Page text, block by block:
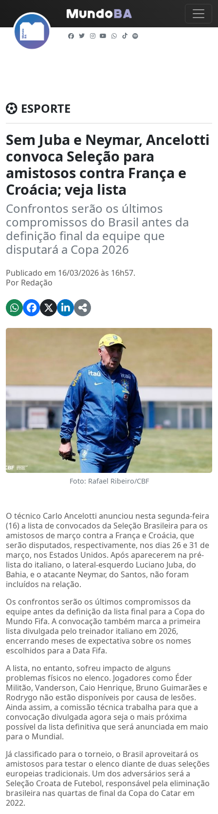
ESPORTE
Sem Juba e Neymar, Ancelotti
convoca Seleção para
amistosos contra França e
Croácia; veja lista
Confrontos serão os últimos
compromissos do Brasil antes da
definição final da equipe que
disputará a Copa 2026
Publicado em 16/03/2026 às 16h57.
Por Redação
Foto: Rafael Ribeiro/CBF
O técnico Carlo Ancelotti anunciou nesta segunda-feira
(16) a lista de convocados da Seleção Brasileira para os
amistosos de março contra a França e Croácia, que
serão disputados, respectivamente, nos dias 26 e 31 de
março, nos Estados Unidos. Após aparecerem na pré-
lista do italiano, o lateral-esquerdo Luciano Juba, do
Bahia, e o atacante Neymar, do Santos, não foram
incluídos na relação.
Os confrontos serão os últimos compromissos da
equipe antes da definição da lista final para a Copa do
Mundo Fifa. A convocação também marca a primeira
lista divulgada pelo treinador italiano em 2026,
encerrando meses de expectativa sobre os nomes
escolhidos para a Data Fifa.
A lista, no entanto, sofreu impacto de alguns
problemas físicos no elenco. Jogadores como Éder
Militão, Vanderson, Caio Henrique, Bruno Guimarães e
Rodrygo não estão disponíveis por causa de lesões.
Ainda assim, a comissão técnica trabalha para que a
convocação divulgada agora seja o mais próxima
possível da lista definitiva que será anunciada em maio
para o Mundial.
Já classificado para o torneio, o Brasil aproveitará os
amistosos para testar o elenco diante de duas seleções
europeias tradicionais. Um dos adversários será a
Seleção Croata de Futebol, responsável pela eliminação
brasileira nas quartas de final da Copa do Catar em
2022.